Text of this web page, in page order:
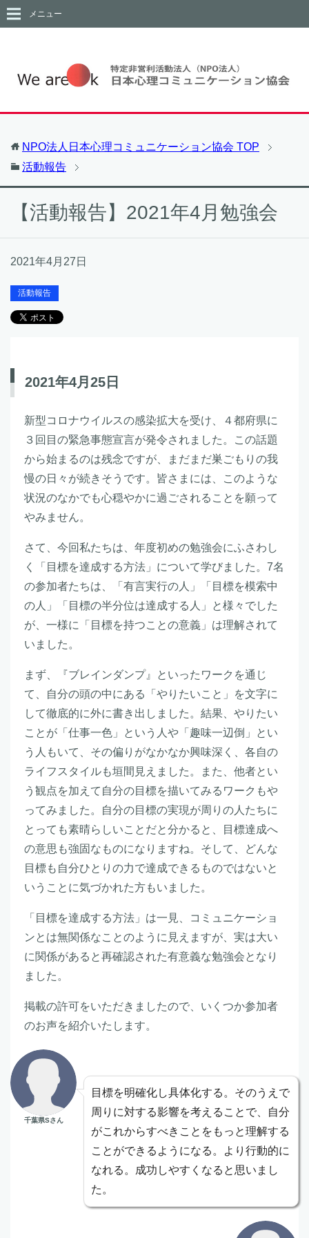
メニュー
NPO法人日本心理コミュニケーション協会 TOP
活動報告
【活動報告】2021年4月勉強会
2021年4月27日
活動報告
2021年4月25日
新型コロナウイルスの感染拡大を受け、４都府県に
３回目の緊急事態宣言が発令されました。この話題
から始まるのは残念ですが、まだまだ巣ごもりの我
慢の日々が続きそうです。皆さまには、このような
状況のなかでも心穏やかに過ごされることを願って
やみません。
さて、今回私たちは、年度初めの勉強会にふさわし
く「目標を達成する方法」について学びました。7名
の参加者たちは、「有言実行の人」「目標を模索中
の人」「目標の半分位は達成する人」と様々でした
が、一様に「目標を持つことの意義」は理解されて
いました。
まず、『ブレインダンプ』といったワークを通じ
て、自分の頭の中にある「やりたいこと」を文字に
して徹底的に外に書き出しました。結果、やりたい
ことが「仕事一色」という人や「趣味一辺倒」とい
う人もいて、その偏りがなかなか興味深く、各自の
ライフスタイルも垣間見えました。また、他者とい
う観点を加えて自分の目標を描いてみるワークもや
ってみました。自分の目標の実現が周りの人たちに
とっても素晴らしいことだと分かると、目標達成へ
の意思も強固なものになりますね。そして、どんな
目標も自分ひとりの力で達成できるものではないと
いうことに気づかれた方もいました。
「目標を達成する方法」は一見、コミュニケーショ
ンとは無関係なことのように見えますが、実は大い
に関係があると再確認された有意義な勉強会となり
ました。
掲載の許可をいただきましたので、いくつか参加者
のお声を紹介いたします。
千葉県Sさん
目標を明確化し具体化する。そのうえで
周りに対する影響を考えることで、自分
がこれからすべきことをもっと理解する
ことができるようになる。より行動的に
なれる。成功しやすくなると思いまし
た。